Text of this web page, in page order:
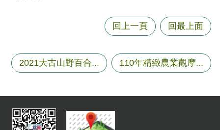
息
公
活
便
回上一頁 回最上面
2021大古山野百合... 110年精緻農業觀摩...